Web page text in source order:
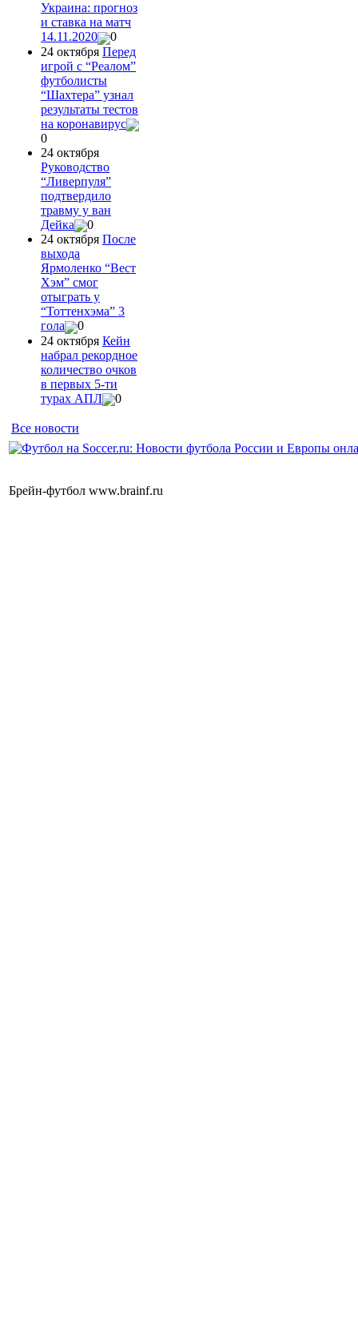
Украина: прогноз
и ставка на матч
14.11.2020
0
24 октября Перед
игрой с “Реалом”
футболисты
“Шахтера” узнал
результаты тестов
на коронавирус
0
24 октября
Руководство
“Ливерпуля”
подтвердило
травму у ван
Дейка
0
24 октября После
выхода
Ярмоленко “Вест
Хэм” смог
отыграть у
“Тоттенхэма” 3
гола
0
24 октября Кейн
набрал рекордное
количество очков
в первых 5-ти
турах АПЛ
0
Все новости
Брейн-футбол www.brainf.ru